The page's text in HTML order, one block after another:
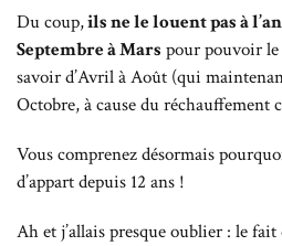
Du coup,ils ne le louent pas à
Septembre à Mars pour pouvoir le
savoir d’Avril à Août (qui
Octobre, à cause du réchauffement
Vous comprenez désormais
d’appart depuis 12 ans !
Ah et j’allais presque oublier : le